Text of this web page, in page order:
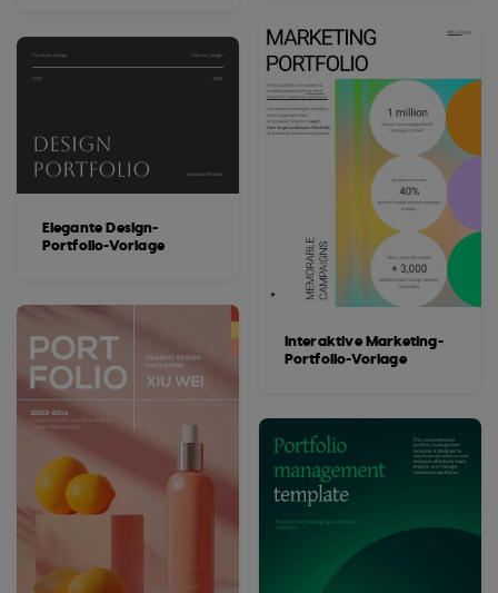
Elegante Design-
Portfolio-Vorlage
Interaktive Marketing-
Portfolio-Vorlage